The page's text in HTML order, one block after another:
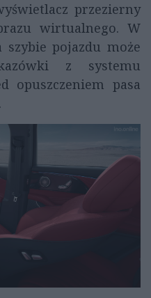
przezierny
wirtualnego. W
szybie pojazdu może
z systemu
opuszczeniem pasa